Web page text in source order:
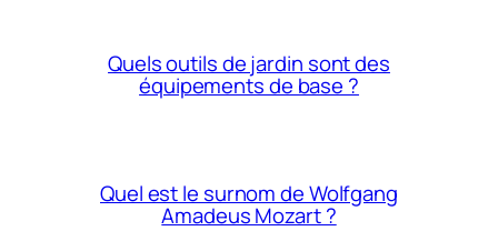
Quels outils de jardin sont des
équipements de base ?
Quel est le surnom de Wolfgang
Amadeus Mozart ?